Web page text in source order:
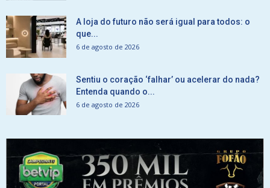
A loja do futuro não será igual para todos: o
que...
6 de agosto de 2026
Sentiu o coração ‘falhar’ ou acelerar do nada?
Entenda quando o...
6 de agosto de 2026